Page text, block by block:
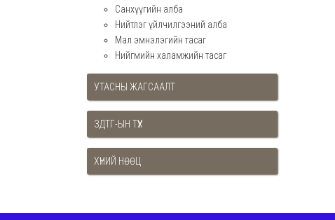
Санхүүгийн алба
Нийтлэг үйлчилгээний алба
Мал эмнэлэгийн тасаг
Нийгмийн халамжийн тасаг
УТАСНЫ ЖАГСААЛТ
ЗДТГ-ЫН ТҮҮХ
ХҮНИЙ НӨӨЦ